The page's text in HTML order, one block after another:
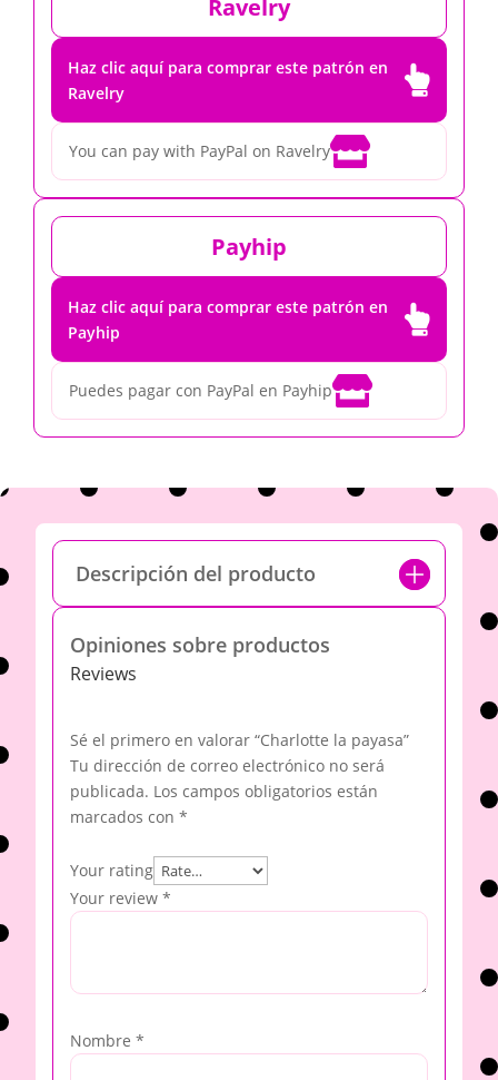
Ravelry
Haz clic aquí para comprar este patrón en
Ravelry

You can pay with PayPal on Ravelry
Payhip
Haz clic aquí para comprar este patrón en
Payhip

Puedes pagar con PayPal en Payhip
Descripción del producto
Opiniones sobre productos
Reviews
Sé el primero en valorar “Charlotte la payasa”
Tu dirección de correo electrónico no será
publicada. Los campos obligatorios están
marcados con *
Your rating
Your review *
Nombre *